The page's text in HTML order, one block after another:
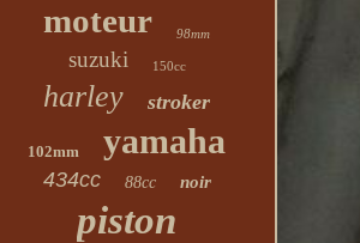
moteur 98mm
suzuki 150cc
harley stroker
102mm yamaha
434cc 88cc noir
piston